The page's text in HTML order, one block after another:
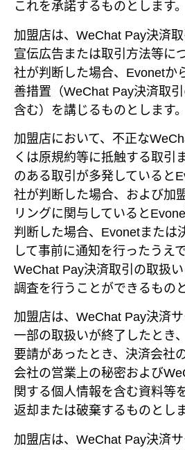
これを承諾するものとします。
加盟店は、WeChat Pay決済取
宣伝広告または取引方法等に
社が判断した場合、Evonetか
善措置（WeChat Pay決済取
含む）を講じるものとします。
加盟店において、不正な
くは原規約等に抵触する取引
のある取引が多発していると
社が判断した場合、および加
リングに関与していると
判断した場合、Evonetまたは
して事前に通知を行ったうえ
WeChat Pay決済取引の取扱
調査を行うことができるもの
加盟店は、WeChat Pay決済
一部の取扱いが終了したとき
要請があったとき、決済会社
会社の営業上の秘密および
関する個人情報を含む資料等
返却または破棄するものとしま
加盟店は、WeChat Pay決済